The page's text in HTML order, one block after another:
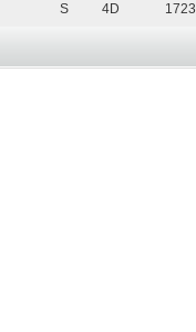
S 4D 1723